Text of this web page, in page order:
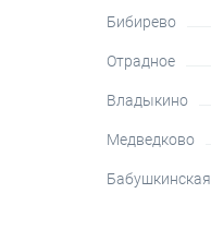
Бибирево
Отрадное
Владыкино
Медведково
Бабушкинская